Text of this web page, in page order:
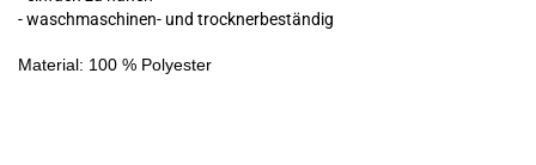
- waschmaschinen- und trocknerbeständig
Material: 100 % Polyester